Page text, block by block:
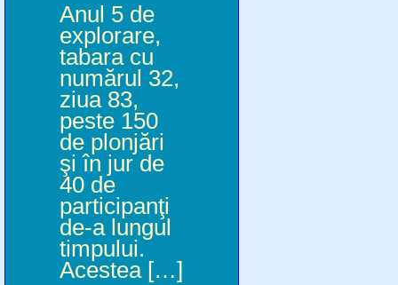
Anul 5 de
explorare,
tabara cu
numărul 32,
ziua 83,
peste 150
de plonjări
şi în jur de
40 de
participanţi
de-a lungul
timpului.
Acestea […]